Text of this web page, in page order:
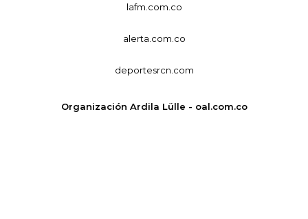
lafm.com.co
alerta.com.co
deportesrcn.com
Organización Ardila Lülle - oal.com.co